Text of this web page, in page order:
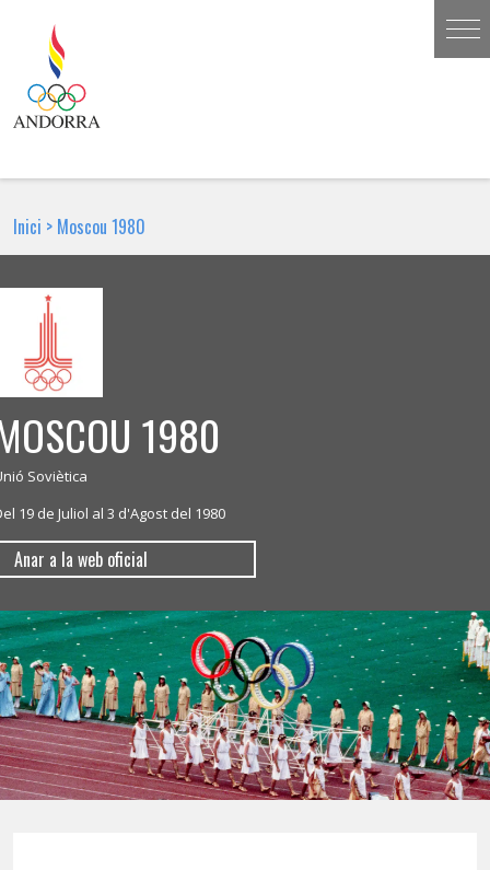
Inici > Moscou 1980
1980
Soviètica
19 de Juliol al 3 d'Agost del 1980
Anar a la web oficial